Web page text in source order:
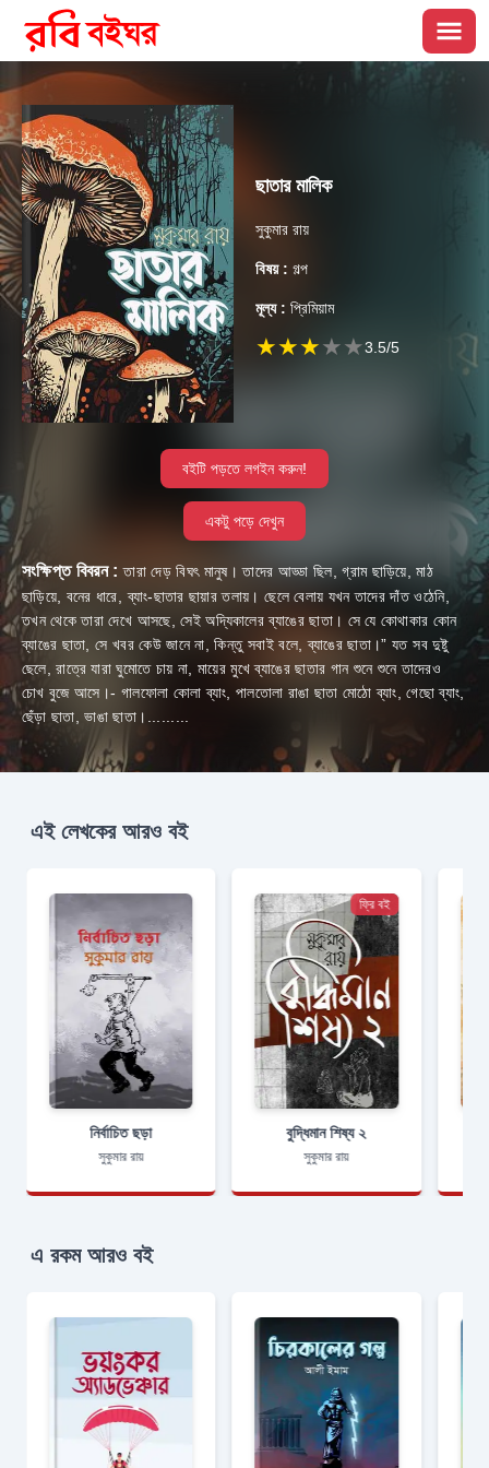
ছাতার মালিক
সুকুমার রায়
বিষয় : গল্প
মূল্য : প্রিমিয়াম
★★★★★3.5/5
বইটি পড়তে লগইন করুন!
একটু পড়ে দেখুন
সংক্ষিপ্ত বিবরন : তারা দেড় বিঘৎ মানুষ। তাদের আড্ডা ছিল, গ্রাম ছাড়িয়ে, মাঠ
ছাড়িয়ে, বনের ধারে, ব্যাং-ছাতার ছায়ার তলায়। ছেলে বেলায় যখন তাদের দাঁত ওঠেনি,
তখন থেকে তারা দেখে আসছে, সেই অদ্যিকালের ব্যাঙের ছাতা। সে যে কোথাকার কোন
ব্যাঙের ছাতা, সে খবর কেউ জানে না, কিন্তু সবাই বলে, ব্যাঙের ছাতা।” যত সব দুষ্টু
ছেলে, রাত্রে যারা ঘুমোতে চায় না, মায়ের মুখে ব্যাঙের ছাতার গান শুনে শুনে তাদেরও
চোখ বুজে আসে।- গালফোলা কোলা ব্যাং, পালতোলা রাঙা ছাতা মোঠো ব্যাং, গেছো ব্যাং,
ছেঁড়া ছাতা, ভাঙা ছাতা।.........
এই লেখকের আরও বই
নির্বাচিত ছড়া
সুকুমার রায়
ফ্রি বই
বুদ্ধিমান শিষ্য ২
সুকুমার রায়
এ রকম আরও বই